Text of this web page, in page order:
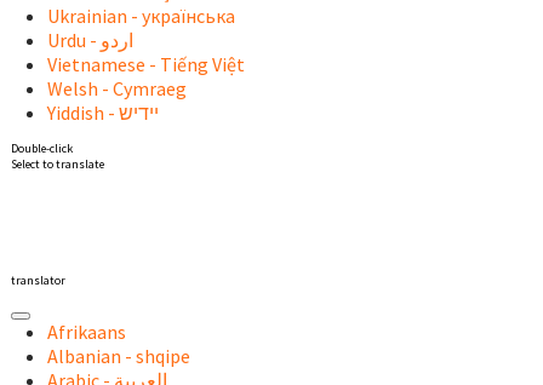
Ukrainian - українська
Vietnamese - Tiếng Việt
Welsh - Cymraeg
Yiddish - יידיש
Double-click
Select to translate
translator
Afrikaans
Albanian - shqipe